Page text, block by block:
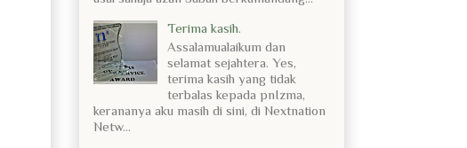
Terima kasih.
Assalamualaikum dan
selamat sejahtera. Yes,
terima kasih yang tidak
terbalas kepada pnIzma,
kerananya aku masih di sini, di Nextnation
Netw...